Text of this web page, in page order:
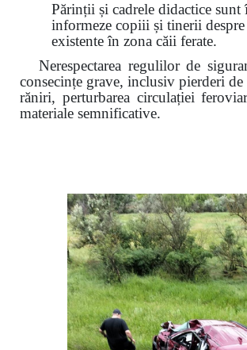
Părinții și cadrele didactice sunt
informeze copiii și tinerii
existente în zona căii ferate.
Nerespectarea regulilor de
consecințe grave, inclusiv pierderi
răniri, perturbarea circulației
materiale semnificative.